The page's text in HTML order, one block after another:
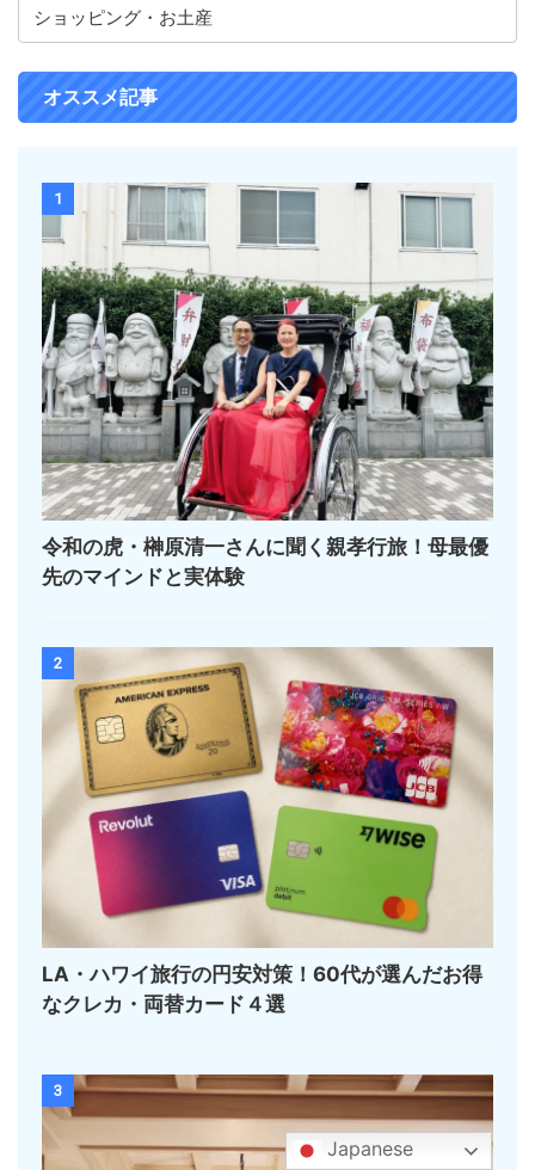
ショッピング・お土産
オススメ記事
1
令和の虎・榊󠄀原清一さんに聞く親孝行旅！母最優
先のマインドと実体験
2
LA・ハワイ旅行の円安対策！60代が選んだお得
なクレカ・両替カード４選
3
Japanese